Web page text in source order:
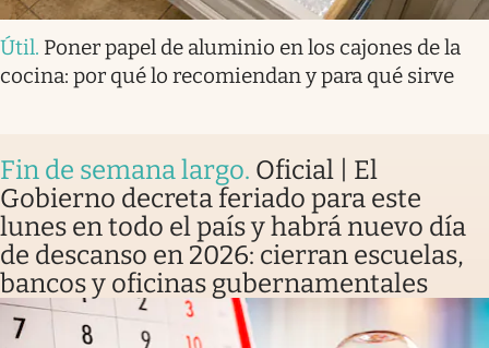
Útil. Poner papel de aluminio en los cajones de la
cocina: por qué lo recomiendan y para qué sirve
Fin de semana largo. Oficial | El
Gobierno decreta feriado para este
lunes en todo el país y habrá nuevo día
de descanso en 2026: cierran escuelas,
bancos y oficinas gubernamentales